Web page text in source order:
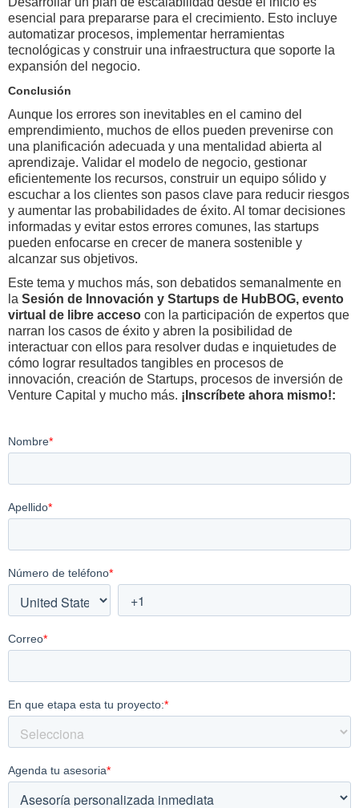
esencial para prepararse para el crecimiento. Esto incluye
automatizar procesos, implementar herramientas
tecnológicas y construir una infraestructura que soporte la
expansión del negocio.
Conclusión
Aunque los errores son inevitables en el camino del
emprendimiento, muchos de ellos pueden prevenirse con
una planificación adecuada y una mentalidad abierta al
aprendizaje. Validar el modelo de negocio, gestionar
eficientemente los recursos, construir un equipo sólido y
escuchar a los clientes son pasos clave para reducir riesgos
y aumentar las probabilidades de éxito. Al tomar decisiones
informadas y evitar estos errores comunes, las startups
pueden enfocarse en crecer de manera sostenible y
alcanzar sus objetivos.
Este tema y muchos más, son debatidos semanalmente en
la Sesión de Innovación y Startups de HubBOG, evento
virtual de libre acceso con la participación de expertos que
narran los casos de éxito y abren la posibilidad de
interactuar con ellos para resolver dudas e inquietudes de
cómo lograr resultados tangibles en procesos de
innovación, creación de Startups, procesos de inversión de
Venture Capital y mucho más. ¡Inscríbete ahora mismo!: